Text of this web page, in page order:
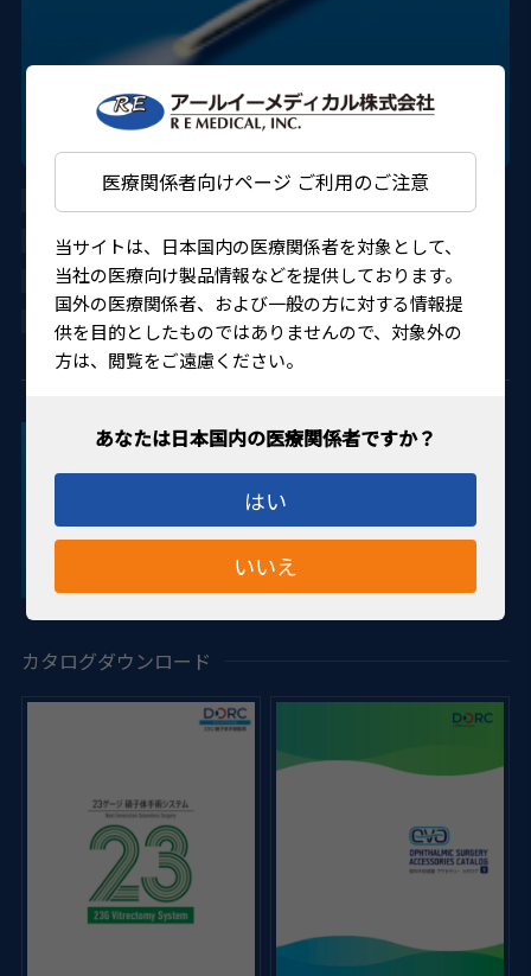
医療関係者向けページ ご利用のご注意
当サイトは、日本国内の医療関係者を対象として、
当社の医療向け製品情報などを提供しております。
国外の医療関係者、および一般の方に対する情報提
供を目的としたものではありませんので、対象外の
方は、閲覧をご遠慮ください。
はい
いいえ
DORC
305AGBZI00009000
4580151301530
カタログダウンロード